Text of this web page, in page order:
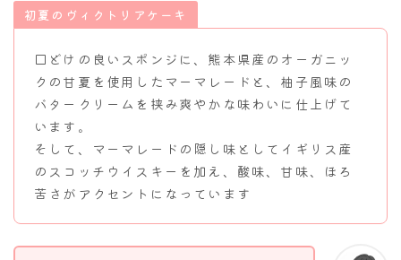
初夏のヴィクトリアケーキ
口どけの良いスポンジに、熊本県産のオーガニッ
クの甘夏を使用したマーマレードと、柚子風味の
バタークリームを挟み爽やかな味わいに仕上げて
います。
そして、マーマレードの隠し味としてイギリス産
のスコッチウイスキーを加え、酸味、甘味、ほろ
苦さがアクセントになっています